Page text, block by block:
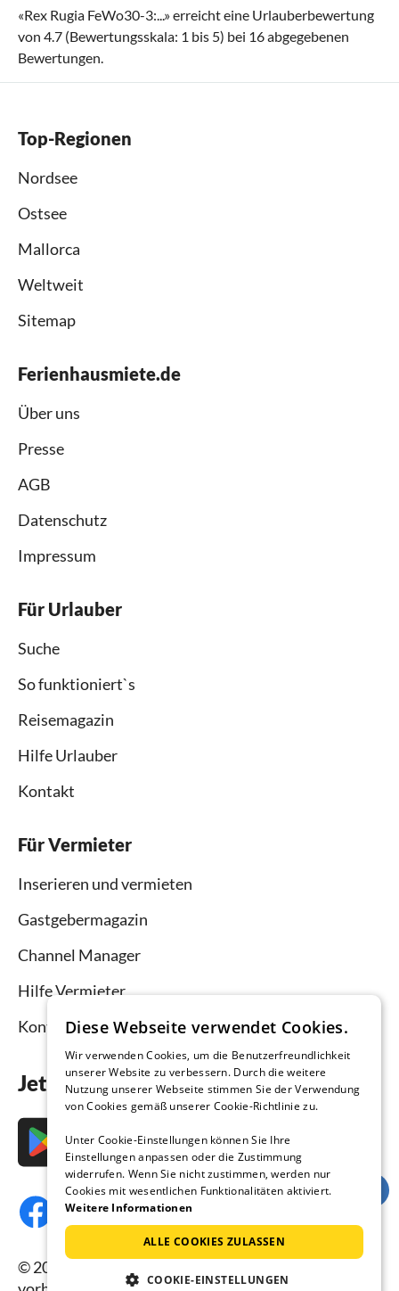
«Rex Rugia FeWo30-3:... » erreicht eine Urlauberbewertung
von 4.7 (Bewertungsskala: 1 bis 5) bei 16abgegebenen
Bewertungen.
Top-Regionen
Nordsee
Ostsee
Mallorca
Weltweit
Sitemap
Ferienhausmiete.de
Über uns
Presse
AGB
Datenschutz
Impressum
Für Urlauber
Suche
So funktioniert`s
Reisemagazin
Hilfe Urlauber
Kontakt
Für Vermieter
Inserieren und vermieten
Gastgebermagazin
Channel Manager
Hilfe Vermieter
Kontakt
Jetzt die App downloaden
© 2026 Ferienhausmiete.de, alle Rechte
Diese Webseite verwendet Cookies.
Wir verwenden Cookies, um die Benutzerfreundlichkeit
unserer Website zu verbessern. Durch die weitere
Nutzung unserer Webseite stimmen Sie der Verwendung
von Cookies gemäß unserer Cookie-Richtlinie zu.
Unter Cookie-Einstellungen können Sie Ihre
Einstellungen anpassen oder die Zustimmung
widerrufen. Wenn Sie nicht zustimmen, werden nur
Cookies mit wesentlichen Funktionalitäten aktiviert.
Weitere Informationen
ALLE COOKIES ZULASSEN
COOKIE-EINSTELLUNGEN